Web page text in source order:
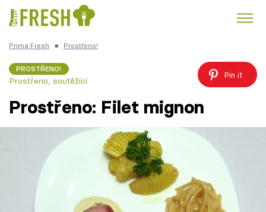
Česká kuchyně
Témata
Recepty
Prima Fresh ■ Prostřeno!
PROSTŘENO!
Prostřeno, soutěžící
Pin it
Prostřeno: Filet mignon